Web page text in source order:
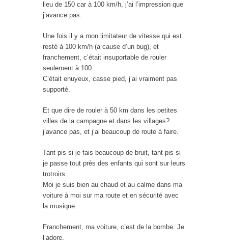
lieu de 150 car à 100 km/h, j’ai l’impression que
j’avance pas.
Une fois il y a mon limitateur de vitesse qui est
resté à 100 km/h (a cause d’un bug), et
franchement, c’était insuportable de rouler
seulement à 100.
C’était enuyeux, casse pied, j’ai vraiment pas
supporté.
Et que dire de rouler à 50 km dans les petites
villes de la campagne et dans les villages?
j’avance pas, et j’ai beaucoup de route à faire.
Tant pis si je fais beaucoup de bruit, tant pis si
je passe tout près des enfants qui sont sur leurs
trotroirs.
Moi je suis bien au chaud et au calme dans ma
voiture à moi sur ma route et en sécurité avec
la musique.
Franchement, ma voiture, c’est de la bombe. Je
l’adore.